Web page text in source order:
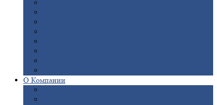
О Компании